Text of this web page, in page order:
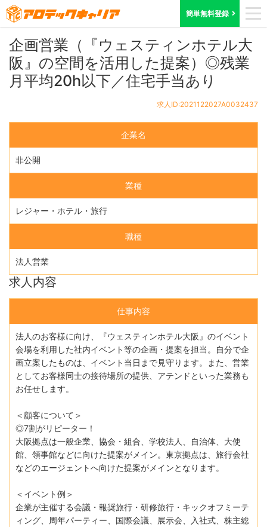
簡単無料登録
ホーム 求人検索 大阪府 求人ID:2021122027A0032437
企画営業（『ウェスティンホテル大
阪』の空間を活用した提案）◎残業
月平均20h以下／住宅手当あり
求人ID:2021122027A0032437
企業名
非公開
業種
レジャー・ホテル・旅行
職種
法人営業
求人内容
仕事内容
法人のお客様に向け、『ウェスティンホテル大阪』のイベント
会場を利用した社内イベント等の企画・提案を担当。自分で企
画立案したものは、イベント当日まで見守ります。また、営業
としてお客様同士の接待場所の提供、アテンドといった業務も
お任せします。
＜顧客について＞
◎7割がリピーター！
大阪拠点は一般企業、協会・組合、学校法人、自治体、大使
館、領事館などに向けた提案がメイン。東京拠点は、旅行会社
などのエージェントへ向けた提案がメインとなります。
＜イベント例＞
企業が主催する会議・報奨旅行・研修旅行・キックオフミーテ
ィング、周年パーティー、国際会議、展示会、入社式、株主総